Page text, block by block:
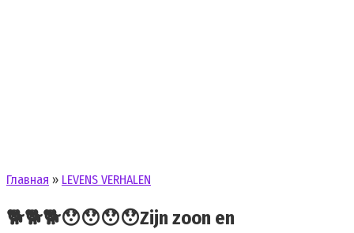
Главная » LEVENS VERHALEN
🐕🐕🐕😯😯😯😯Zijn zoon en